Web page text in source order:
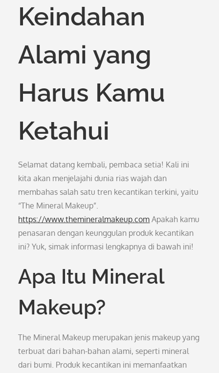
Keindahan
Alami yang
Harus Kamu
Ketahui
Selamat datang kembali, pembaca setia! Kali ini
kita akan menjelajahi dunia rias wajah dan
membahas salah satu tren kecantikan terkini, yaitu
“The Mineral Makeup”.
https://www.themineralmakeup.com Apakah kamu
penasaran dengan keunggulan produk kecantikan
ini? Yuk, simak informasi lengkapnya di bawah ini!
Apa Itu Mineral
Makeup?
The Mineral Makeup merupakan jenis makeup yang
terbuat dari bahan-bahan alami, seperti mineral
dari bumi. Produk kecantikan ini memanfaatkan